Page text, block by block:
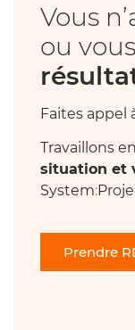
Vous
ou
Faites appel
Travaillons
situation et
System:
Prendre